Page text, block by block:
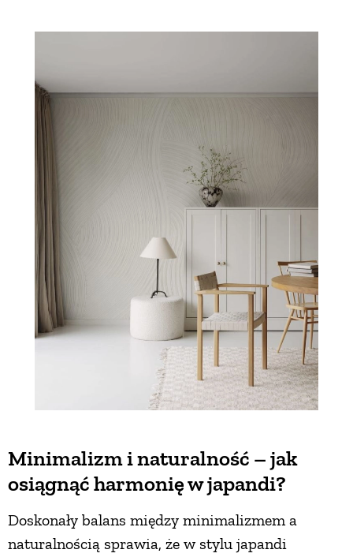
Minimalizm i naturalność – jak
osiągnąć harmonię w japandi?
Doskonały balans między minimalizmem a
naturalnością sprawia, że w stylu japandi